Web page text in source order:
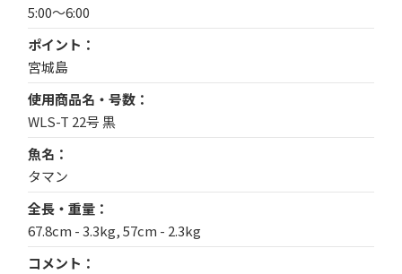
5:00～6:00
ポイント
宮城島
使用商品名・号数
WLS-T 22号 黒
魚名
タマン
全長・重量
67.8cm - 3.3kg, 57cm - 2.3kg
コメント